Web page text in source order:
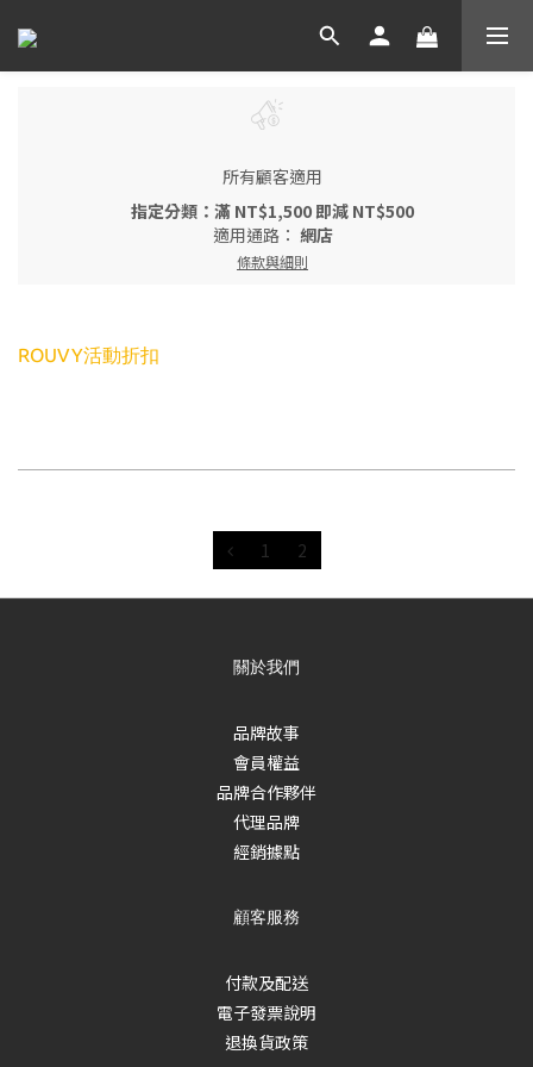
所有顧客適用
指定分類：滿 NT$1,500 即減 NT$500
適用通路： 網店
條款與細則
ROUVY活動折扣
1 2
關於我們
品牌故事
會員權益
品牌合作夥伴
代理品牌
經銷據點
顧客服務
付款及配送
電子發票說明
退換貨政策